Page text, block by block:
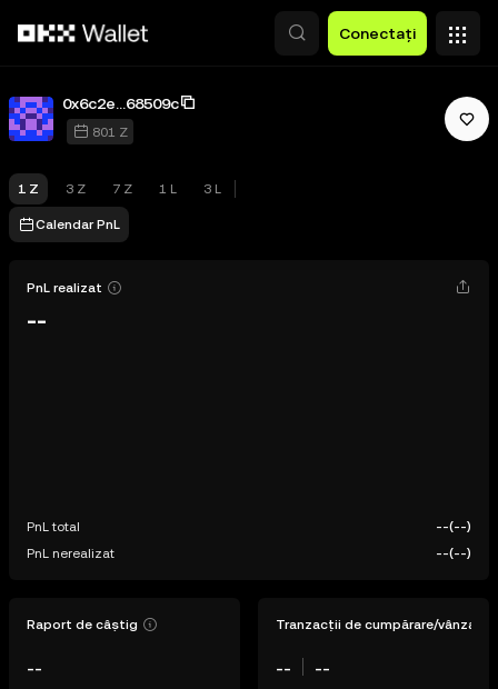
Conectați
0x6c2e...68509c
801 Z
1 Z 3 Z 7 Z 1 L 3 L
Calendar PnL
PnL realizat
--
PnL total --(--)
PnL nerealizat
--(--)
Raport de câștig
--
Tranzacții de cumpărare/vânzare
-- --